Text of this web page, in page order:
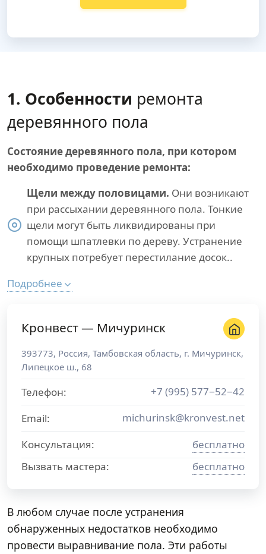
1. Особенности ремонта
деревянного пола
Состояние деревянного пола, при котором
необходимо проведение ремонта:
Щели между половицами. Они возникают
при рассыхании деревянного пола. Тонкие
щели могут быть ликвидированы при
помощи шпатлевки по дереву. Устранение
крупных потребует перестилание досок..
Подробнее
Кронвест — Мичуринск
393773, Россия, Тамбовская область, г. Мичуринск,
Липецкое ш., 68
Телефон:
+7 (995) 577−52−42
Email:
michurinsk@kronvest.net
Консультация:
бесплатно
Вызвать мастера:
бесплатно
В любом случае после устранения
обнаруженных недостатков необходимо
провести выравнивание пола. Эти работы